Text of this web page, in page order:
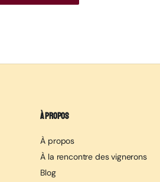
À propos
À propos
À la rencontre des vignerons
Blog